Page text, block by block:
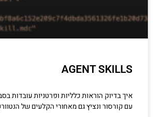
AGENT SKILLS
איך בדיוק הוראות כלליות ופרטניות עובדות
עם קורסור ונציץ גם מאחורי הקלעים של